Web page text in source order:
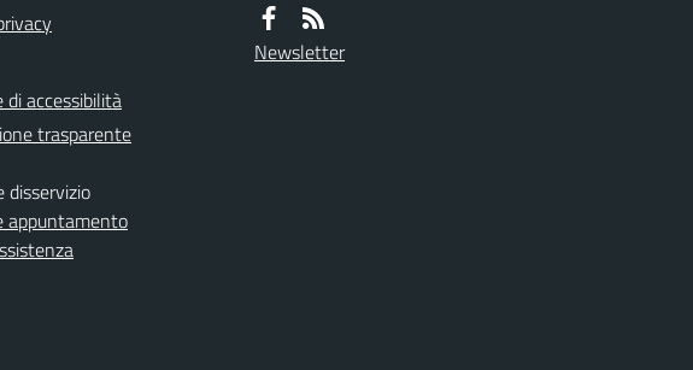
di accessibilità
trasparente
disservizio
appuntamento
Newsletter